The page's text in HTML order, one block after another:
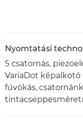
Nyomtatási
5 csatornás,
VariaDot képalkotó
fúvókás,